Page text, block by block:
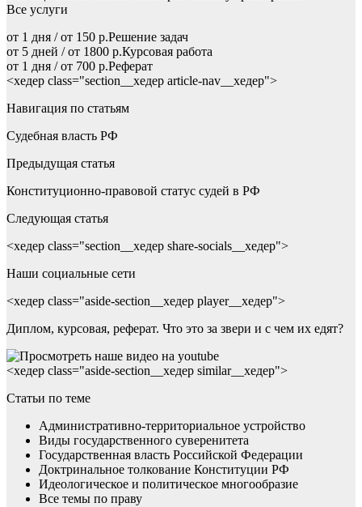
Все услуги
от 1 дня / от 150 р.Решение задач
от 5 дней / от 1800 р.Курсовая работа
от 1 дня / от 700 р.Реферат
<хедер class="section__хедер article-nav__хедер">
Навигация по статьям
Судебная власть РФ
Предыдущая статья
Конституционно-правовой статус судей в РФ
Следующая статья
<хедер class="section__хедер share-socials__хедер">
Наши социальные сети
<хедер class="aside-section__хедер player__хедер">
Диплом, курсовая, реферат. Что это за звери и с чем их едят?
<хедер class="aside-section__хедер similar__хедер">
Статьи по теме
Административно-территориальное устройство
Виды государственного суверенитета
Государственная власть Российской Федерации
Доктринальное толкование Конституции РФ
Идеологическое и политическое многообразие
Все темы по праву